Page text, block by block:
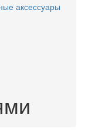
аксессуары